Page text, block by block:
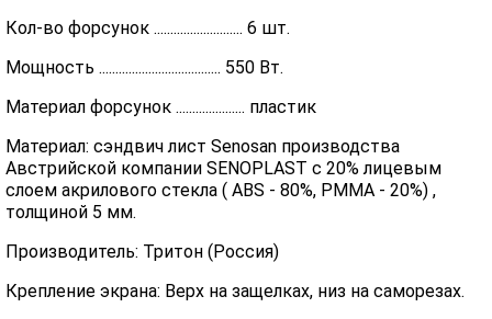
Кол-во форсунок ........................... 6 шт.
Мощность ..................................... 550 Вт.
Материал форсунок ..................... пластик
Материал: сэндвич лист Senosan производства
Австрийской компании SENOPLAST c 20% лицевым
слоем акрилового стекла ( ABS - 80%, PMMA - 20%) ,
толщиной 5 мм.
Производитель: Тритон (Россия)
Крепление экрана: Верх на защелках, низ на саморезах.